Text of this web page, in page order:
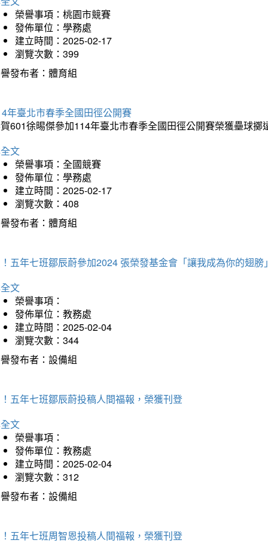
榮譽事項：桃園市競賽
發佈單位：學務處
建立時間：2025-02-17
瀏覽次數：399
發布者：體育組
年臺北市春季全國田徑公開賽
601徐晹傑參加114年臺北市春季全國田徑公開賽榮獲壘球擲
文
榮譽事項：全國競賽
發佈單位：學務處
建立時間：2025-02-17
瀏覽次數：408
發布者：體育組
五年七班鄒辰蔚參加2024 張榮發基金會「讓我成為你的翅
文
榮譽事項：
發佈單位：教務處
建立時間：2025-02-04
瀏覽次數：344
發布者：設備組
五年七班鄒辰蔚投稿人間福報，榮獲刊登
文
榮譽事項：
發佈單位：教務處
建立時間：2025-02-04
瀏覽次數：312
發布者：設備組
五年七班周智恩投稿人間福報，榮獲刊登